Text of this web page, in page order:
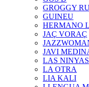
GROGGY
GUINEU
HERMANO L
JAÇ VORAÇ
JAVI
LAS
LA OTRA
LIA KALI